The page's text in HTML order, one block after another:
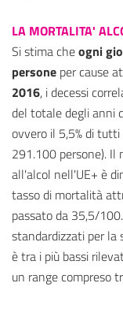
LA MORTALITA'
Si stima cheogni
persone per cause
2016, i decessi
del totale degli anni
ovvero il 5,5% di
291.100 persone). Il
all'alcol nell'UE+ è
tasso di mortalità
passato da 35,5/
standardizzati per la
è tra i più bassi
un range compreso